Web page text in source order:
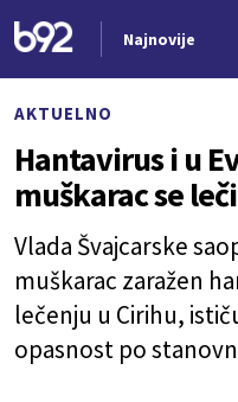
Najnovije
AKTUELNO
Hantavirus i u
muškarac se
Vlada Švajcarske
muškarac zaražen
lečenju u Cirihu,
opasnost po